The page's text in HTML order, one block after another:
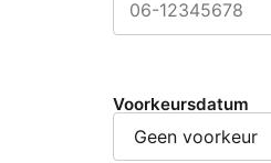
Voorkeursdatum